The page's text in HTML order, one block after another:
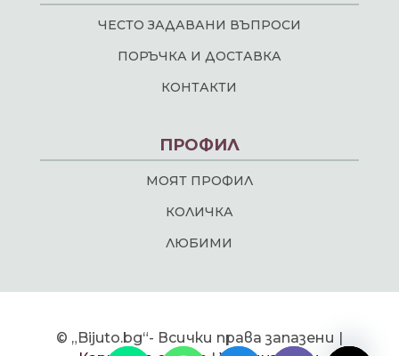
ЧЕСТО ЗАДАВАНИ ВЪПРОСИ
ПОРЪЧКА И ДОСТАВКА
КОНТАКТИ
ПРОФИЛ
МОЯТ ПРОФИЛ
КОЛИЧКА
ЛЮБИМИ
© „Bijuto.bg“- Всички права запазени |
Hide